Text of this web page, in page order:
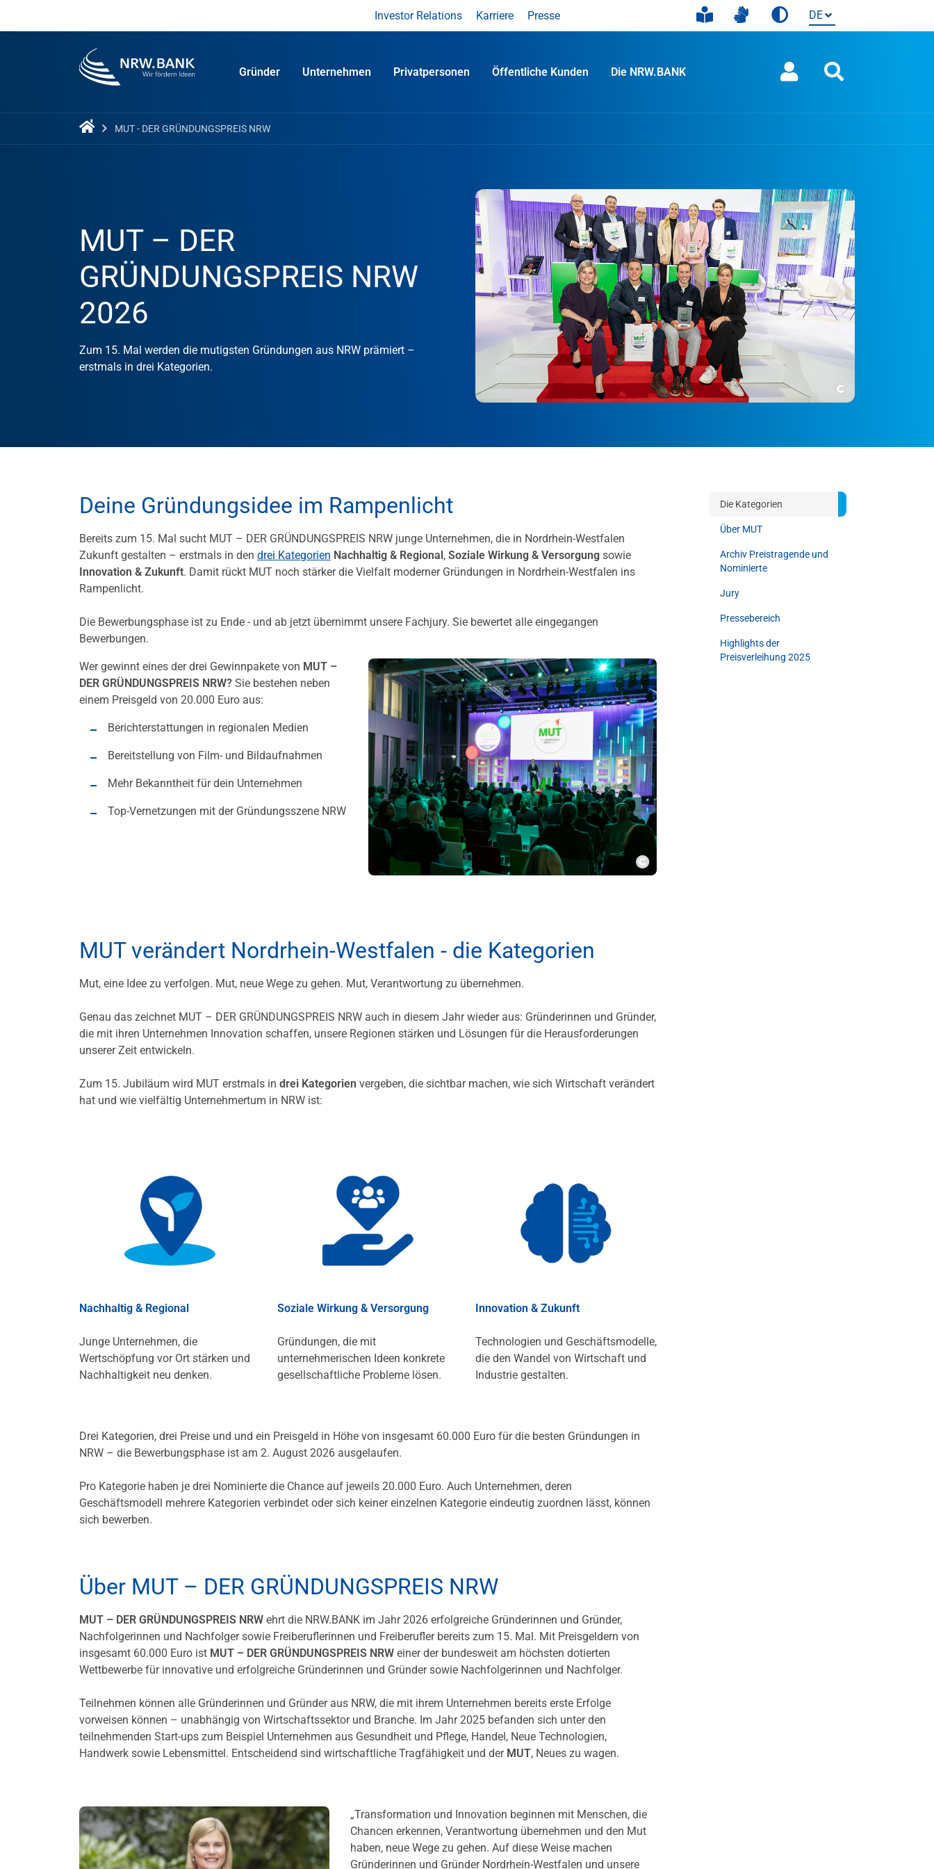
Investor Relations Karriere Presse
Gründer Unternehmen Privatpersonen Öffentliche Kunden Die NRW.BANK
MUT - DER GRÜNDUNGSPREIS NRW
MUT – DER
GRÜNDUNGSPREIS NRW
2026
Zum 15. Mal werden die mutigsten Gründungen aus NRW prämiert –
erstmals in drei Kategorien.
Copyright
Deine Gründungsidee im Rampenlicht
Bereits zum 15. Mal sucht MUT – DER GRÜNDUNGSPREIS NRW junge Unternehmen, die in Nordrhein-Westfalen
Zukunft gestalten – erstmals in den drei Kategorien Nachhaltig & Regional, Soziale Wirkung & Versorgung sowie
Innovation & Zukunft. Damit rückt MUT noch stärker die Vielfalt moderner Gründungen in Nordrhein-Westfalen ins
Rampenlicht.
Die Bewerbungsphase ist zu Ende - und ab jetzt übernimmt unsere Fachjury. Sie bewertet alle eingegangen
Bewerbungen.
Copyright
Wer gewinnt eines der drei Gewinnpakete von MUT –
DER GRÜNDUNGSPREIS NRW? Sie bestehen neben
einem Preisgeld von 20.000 Euro aus:
Berichterstattungen in regionalen Medien
Bereitstellung von Film- und Bildaufnahmen
Mehr Bekanntheit für dein Unternehmen
Top-Vernetzungen mit der Gründungsszene NRW
MUT verändert Nordrhein-Westfalen - die Kategorien
Mut, eine Idee zu verfolgen. Mut, neue Wege zu gehen. Mut, Verantwortung zu übernehmen.
Genau das zeichnet MUT – DER GRÜNDUNGSPREIS NRW auch in diesem Jahr wieder aus: Gründerinnen und Gründer,
die mit ihren Unternehmen Innovation schaffen, unsere Regionen stärken und Lösungen für die Herausforderungen
unserer Zeit entwickeln.
Zum 15. Jubiläum wird MUT erstmals in drei Kategorien vergeben, die sichtbar machen, wie sich Wirtschaft verändert
hat und wie vielfältig Unternehmertum in NRW ist:
Nachhaltig & Regional
Junge Unternehmen, die
Wertschöpfung vor Ort stärken und
Nachhaltigkeit neu denken.
Soziale Wirkung & Versorgung
Gründungen, die mit
unternehmerischen Ideen konkrete
gesellschaftliche Probleme lösen.
Innovation & Zukunft
Technologien und Geschäftsmodelle,
die den Wandel von Wirtschaft und
Industrie gestalten.
Drei Kategorien, drei Preise und und ein Preisgeld in Höhe von insgesamt 60.000 Euro für die besten Gründungen in
NRW – die Bewerbungsphase ist am 2. August 2026 ausgelaufen.
Pro Kategorie haben je drei Nominierte die Chance auf jeweils 20.000 Euro. Auch Unternehmen, deren
Geschäftsmodell mehrere Kategorien verbindet oder sich keiner einzelnen Kategorie eindeutig zuordnen lässt, können
sich bewerben.
Über MUT – DER GRÜNDUNGSPREIS NRW
MUT – DER GRÜNDUNGSPREIS NRW ehrt die NRW.BANK im Jahr 2026 erfolgreiche Gründerinnen und Gründer,
Nachfolgerinnen und Nachfolger sowie Freiberuflerinnen und Freiberufler bereits zum 15. Mal. Mit Preisgeldern von
insgesamt 60.000 Euro ist MUT – DER GRÜNDUNGSPREIS NRW einer der bundesweit am höchsten dotierten
Wettbewerbe für innovative und erfolgreiche Gründerinnen und Gründer sowie Nachfolgerinnen und Nachfolger.
Teilnehmen können alle Gründerinnen und Gründer aus NRW, die mit ihrem Unternehmen bereits erste Erfolge
vorweisen können – unabhängig von Wirtschaftssektor und Branche. Im Jahr 2025 befanden sich unter den
teilnehmenden Start-ups zum Beispiel Unternehmen aus Gesundheit und Pflege, Handel, Neue Technologien,
Handwerk sowie Lebensmittel. Entscheidend sind wirtschaftliche Tragfähigkeit und der MUT, Neues zu wagen.
„Transformation und Innovation beginnen mit Menschen, die
Chancen erkennen, Verantwortung übernehmen und den Mut
haben, neue Wege zu gehen. Auf diese Weise machen
Gründerinnen und Gründer Nordrhein-Westfalen und unsere
Die Kategorien
Über MUT
Archiv Preistragende und
Nominierte
Jury
Pressebereich
Highlights der
Preisverleihung 2025